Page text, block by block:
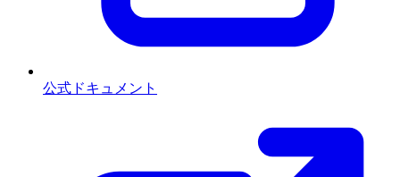
公式ドキュメント